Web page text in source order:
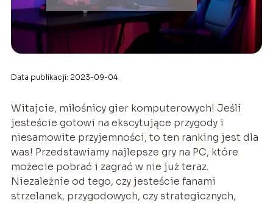
Data publikacji: 2023-09-04
Witajcie, miłośnicy gier komputerowych! Jeśli
jesteście gotowi na ekscytujące przygody i
niesamowite przyjemności, to ten ranking jest dla
was! Przedstawiamy najlepsze gry na PC, które
możecie pobrać i zagrać w nie już teraz.
Niezależnie od tego, czy jesteście fanami
strzelanek, przygodowych, czy strategicznych,